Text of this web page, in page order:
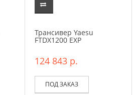
Трансивер Yaesu
FTDX1200 EXP
124 843 р.
ПОД ЗАКАЗ